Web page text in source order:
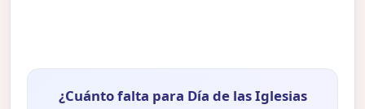
¿Cuánto falta para Día de las Iglesias